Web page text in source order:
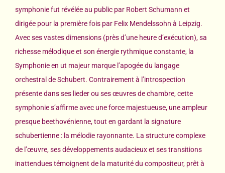
symphonie fut révélée au public par Robert Schumann et
dirigée pour la première fois par Felix Mendelssohn à Leipzig.
Avec ses vastes dimensions (près d’une heure d’exécution), sa
richesse mélodique et son énergie rythmique constante, la
Symphonie en ut majeur marque l’apogée du langage
orchestral de Schubert. Contrairement à l’introspection
présente dans ses lieder ou ses œuvres de chambre, cette
symphonie s’affirme avec une force majestueuse, une ampleur
presque beethovénienne, tout en gardant la signature
schubertienne : la mélodie rayonnante. La structure complexe
de l’œuvre, ses développements audacieux et ses transitions
inattendues témoignent de la maturité du compositeur, prêt à